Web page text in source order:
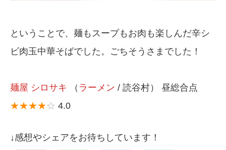
ということで、麺もスープもお肉も楽しんだ辛シ
ビ肉玉中華そばでした。ごちそうさまでした！
麺屋 シロサキ （ ラーメン / 読谷村） 昼総合点
★★★★☆ 4.0
↓感想やシェアをお待ちしています！